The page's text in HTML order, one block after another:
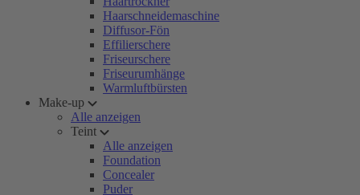
Haarschneidemaschine
Diffusor-Fön
Effilierschere
Friseurschere
Friseurumhänge
Warmluftbürsten
Make-up
Alle anzeigen
Teint
Alle anzeigen
Foundation
Concealer
Puder